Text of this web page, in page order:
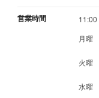
営業時間
11:00
月曜
火曜
水曜